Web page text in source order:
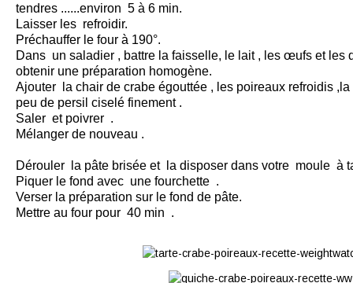
tendres ......environ 5 à 6 min.
Laisser les refroidir.
Préchauffer le four à 190°.
Dans un saladier , battre la faisselle, le lait , les œufs et les
obtenir une préparation homogène.
Ajouter la chair de crabe égouttée , les poireaux refroidis
peu de persil ciselé finement .
Saler et poivrer .
Mélanger de nouveau .
Dérouler la pâte brisée et la disposer dans votre moule à
Piquer le fond avec une fourchette .
Verser la préparation sur le fond de pâte.
Mettre au four pour 40 min .